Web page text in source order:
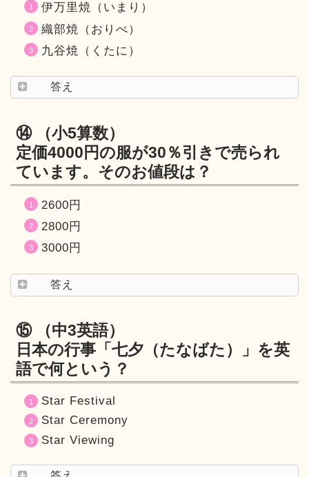
伊万里焼（いまり）
織部焼（おりべ）
九谷焼（くたに）
答え
⑭ （小5算数）
定価4000円の服が30％引きで売られ
ています。そのお値段は？
2600円
2800円
3000円
答え
⑮ （中3英語）
日本の行事「七夕（たなばた）」を英
語で何という？
Star Festival
Star Ceremony
Star Viewing